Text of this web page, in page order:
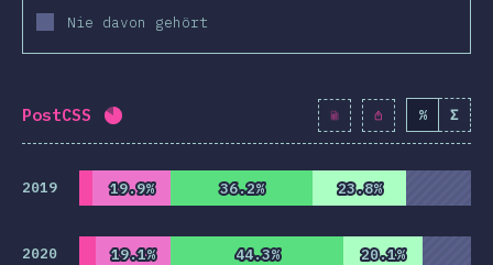
Nie davon gehört
PostCSS Fortschritt: 9454 ) % Σ
2019 19.9%
19.9% 36.2%
36.2% 23.8%
23.8%
2020 19.1%
19.1% 44.3%
44.3% 20.1%
20.1%